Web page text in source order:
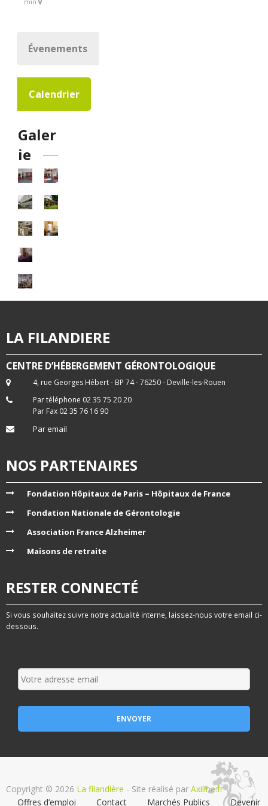
Évenements
Calendrier
Galer
ie
LA FILANDIERE
CENTRE D’HÉBERGEMENT GÉRONTOLOGIQUE
4, rue Georges Hébert - BP 74 - 76250 - Deville-les-Rouen
Par téléphone 02 35 75 20 20
Par Fax 02 35 76 16 90
Par email
NOS PARTENAIRES
Fondation Hôpitaux de Paris – Hôpitaux de France
Fondation Nationale de Gérontologie
Association France Alzheimer
Maisons de retraite
RESTER CONNECTÉ
Si vous souhaitez suivre notre actualité interne, laissez-nous votre email ci-
dessous.
Copyright © 2026 La filandière - Site réalisé par Axiline.fr
Offres d’emploi
Contact Marchés Publics Devenir